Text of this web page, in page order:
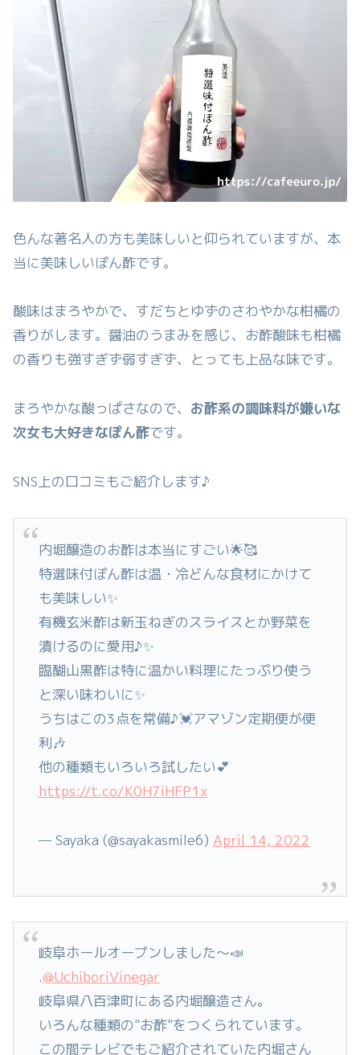
色んな著名人の方も美味しいと仰られていますが、本
当に美味しいぽん酢です。
酸味はまろやかで、すだちとゆずのさわやかな柑橘の
香りがします。醤油のうまみを感じ、お酢酸味も柑橘
の香りも強すぎず弱すぎず、とっても上品な味です。
まろやかな酸っぱさなので、 お酢系の調味料が嫌いな
次女も大好きなぽん酢です。
SNS上の口コミもご紹介します♪
内堀醸造のお酢は本当にすごい🌟🥰
特選味付ぽん酢は温・冷どんな食材にかけて
も美味しい✨
有機玄米酢は新玉ねぎのスライスとか野菜を
漬けるのに愛用♪✨
臨醐山黒酢は特に温かい料理にたっぷり使う
と深い味わいに✨
うちはこの3点を常備♪💓アマゾン定期便が便
利🎶
他の種類もいろいろ試したい💕
https://t.co/K0H7iHFP1x
— Sayaka (@sayakasmile6) April 14, 2022
岐阜ホールオープンしました〜📣
.@UchiboriVinegar
岐阜県八百津町にある内堀醸造さん。
いろんな種類の"お酢"をつくられています。
この間テレビでもご紹介されていた内堀さん